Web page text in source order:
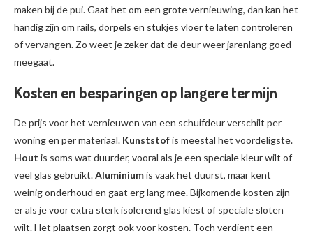
maken bij de pui. Gaat het om een grote vernieuwing, dan kan het
handig zijn om rails, dorpels en stukjes vloer te laten controleren
of vervangen. Zo weet je zeker dat de deur weer jarenlang goed
meegaat.
Kosten en besparingen op langere termijn
De prijs voor het vernieuwen van een schuifdeur verschilt per
woning en per materiaal. Kunststofis meestal het voordeligste.
Hout is soms wat duurder, vooral als je een speciale kleur wilt of
veel glas gebruikt.Aluminiumis vaak het duurst, maar kent
weinig onderhoud en gaat erg lang mee. Bijkomende kosten zijn
er als je voor extra sterk isolerend glas kiest of speciale sloten
wilt. Het plaatsen zorgt ook voor kosten. Toch verdient een